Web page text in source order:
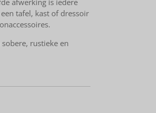
tafel, kast of dressoir
rustieke en